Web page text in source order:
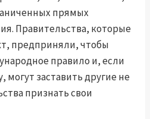
прямых
Правительства, которые
предприняли, чтобы
правило и, если
заставить другие не
признать свои